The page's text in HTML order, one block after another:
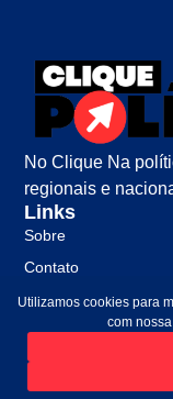
No Clique Na
regionais e
Links
Sobre
Contato
Política de
Utilizamos cookies para
com